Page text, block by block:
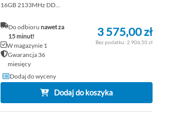
16GB 2133MHz DD...
Do odbioru nawet za
15 minut!
W magazynie 1
Gwarancja 36
miesięcy
3 575,00 zł
2 906,50 zł
Dodaj do wyceny
Dodaj do koszyka